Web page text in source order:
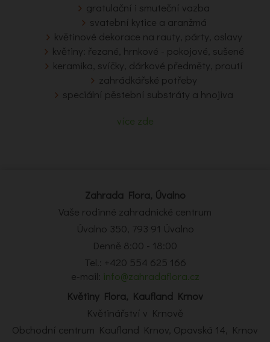
gratulační i smuteční vazba
svatební kytice a aranžmá
květinové dekorace na rauty, párty, oslavy
květiny: řezané, hrnkové - pokojové, sušené
keramika, svíčky, dárkové předměty, proutí
zahrádkářské potřeby
speciální pěstební substráty a hnojiva
více zde
Zahrada Flora, Úvalno
Vaše rodinné zahradnické centrum
Úvalno 350, 793 91 Úvalno
Denně 8:00 - 18:00
Tel.: +420 554 625 166
e-mail: info@zahradaflora.cz
Květiny Flora, Kaufland Krnov
Květinářství v Krnově
Obchodní centrum Kaufland Krnov, Opavská 14, Krnov